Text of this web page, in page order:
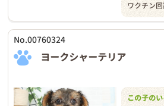
ワクチン
No.00760324
ヨークシャーテリア
この子の